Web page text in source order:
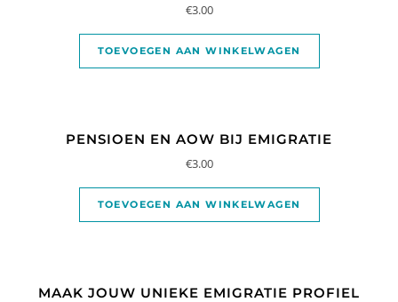
€3.00
TOEVOEGEN AAN WINKELWAGEN
PENSIOEN EN AOW BIJ EMIGRATIE
€3.00
TOEVOEGEN AAN WINKELWAGEN
MAAK JOUW UNIEKE EMIGRATIE PROFIEL